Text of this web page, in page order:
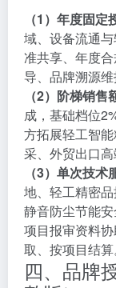
（1）年度固定
域、设备流通
准共享、年度
导、品牌溯源维
（2）阶梯销售
成，基础档位
方拓展轻工智
采、外贸出口高
（3）单次技术
地、轻工精密品
静音防尘节能
项目报审资料
取、按项目结算
四、品牌